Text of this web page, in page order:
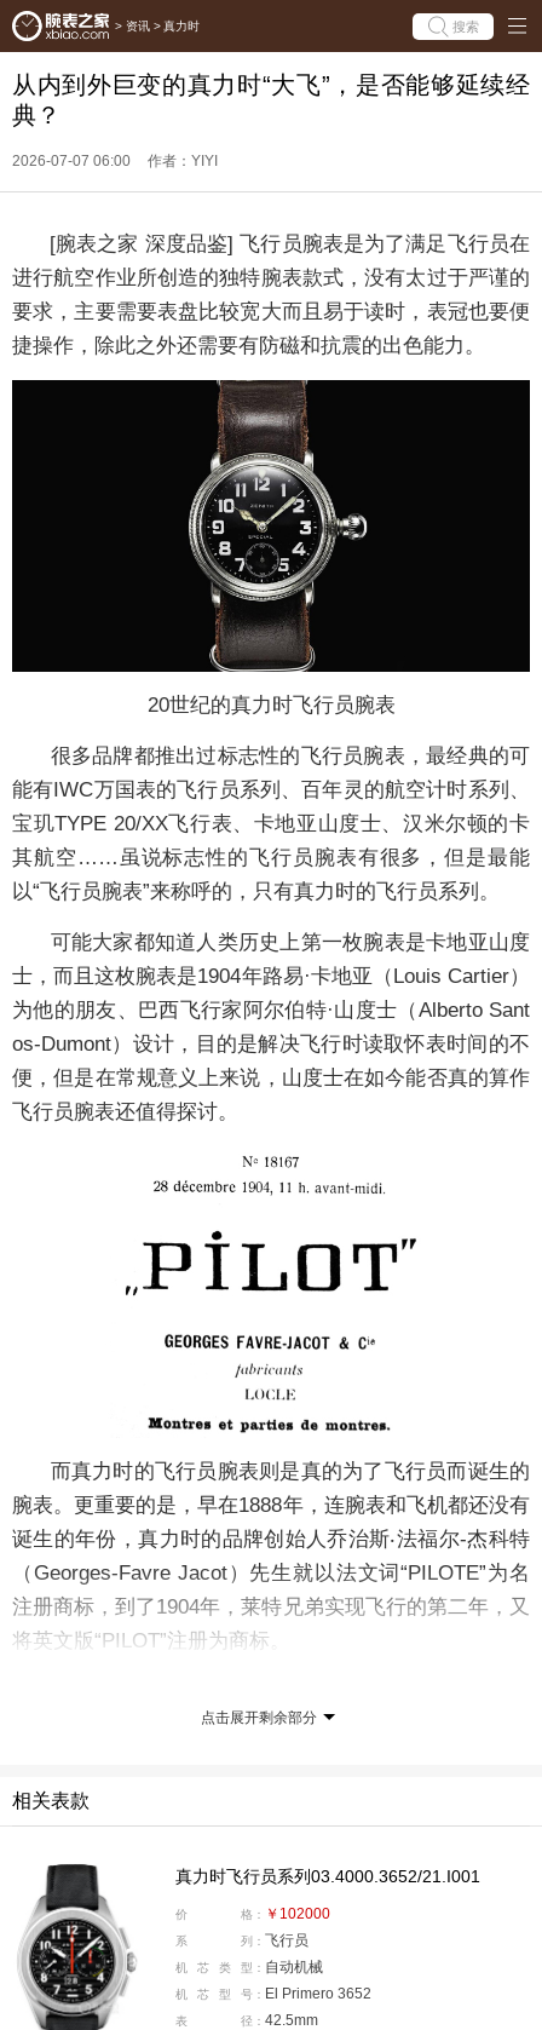
> 资讯 > 真力时 搜索
从内到外巨变的真力时“大飞”，是否能够延续经
典？
2026-07-07 06:00 作者：YIYI
[腕表之家 深度品鉴] 飞行员腕表是为了满足飞行员在
进行航空作业所创造的独特腕表款式，没有太过于严谨的
要求，主要需要表盘比较宽大而且易于读时，表冠也要便
捷操作，除此之外还需要有防磁和抗震的出色能力。
20世纪的真力时飞行员腕表
很多品牌都推出过标志性的飞行员腕表，最经典的可
能有IWC万国表的飞行员系列、百年灵的航空计时系列、
宝玑TYPE 20/XX飞行表、卡地亚山度士、汉米尔顿的卡
其航空……虽说标志性的飞行员腕表有很多，但是最能
以“飞行员腕表”来称呼的，只有真力时的飞行员系列。
可能大家都知道人类历史上第一枚腕表是卡地亚山度
士，而且这枚腕表是1904年路易·卡地亚（Louis Cartier）
为他的朋友、巴西飞行家阿尔伯特·山度士（Alberto Sant
os-Dumont）设计，目的是解决飞行时读取怀表时间的不
便，但是在常规意义上来说，山度士在如今能否真的算作
飞行员腕表还值得探讨。
而真力时的飞行员腕表则是真的为了飞行员而诞生的
腕表。更重要的是，早在1888年，连腕表和飞机都还没有
诞生的年份，真力时的品牌创始人乔治斯‧法福尔-杰科特
（Georges-Favre Jacot）先生就以法文词“PILOTE”为名
注册商标，到了1904年，莱特兄弟实现飞行的第二年，又
将英文版“PILOT”注册为商标。
真正能在表盘上使用“PILOT”字样的飞行员腕表品牌，只
点击展开剩余部分
相关表款
真力时飞行员系列03.4000.3652/21.I001
价 格： ￥102000
系 列： 飞行员
机 芯 类 型： 自动机械
机 芯 型 号： El Primero 3652
表 径： 42.5mm